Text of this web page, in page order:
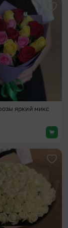
яркий микс